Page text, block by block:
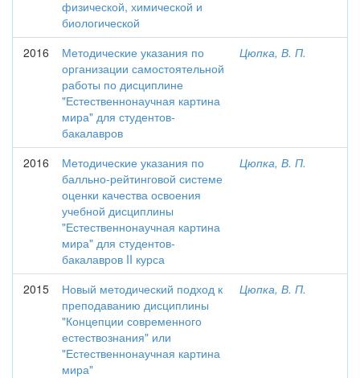
физической, химической и
биологической
2016
Методические указания по
организации самостоятельной
работы по дисциплине
"Естественнонаучная картина
мира" для студентов-
бакалавров
Цюпка, В. П.
2016
Методические указания по
балльно-рейтинговой системе
оценки качества освоения
учебной дисциплины
"Естественнонаучная картина
мира" для студентов-
бакалавров II курса
Цюпка, В. П.
2015
Новый методический подход к
преподаванию дисциплины
"Концепции современного
естествознания" или
"Естественнонаучная картина
мира"
Цюпка, В. П.